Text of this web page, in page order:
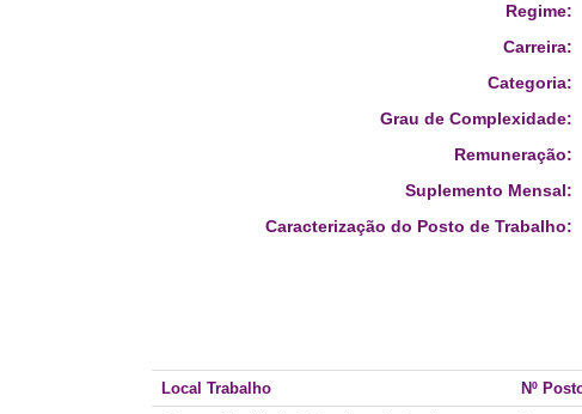
Regime:
Carreira:
Categoria:
Grau de Complexidade:
Remuneração:
Suplemento Mensal:
Caracterização do Posto de Trabalho:
Local Trabalho Nº